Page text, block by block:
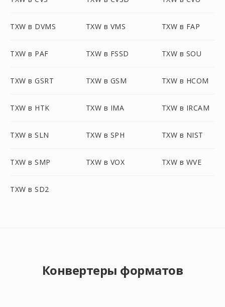
TXW в DVMS TXW в VMS TXW в FAP
TXW в PAF TXW в FSSD TXW в SOU
TXW в GSRT TXW в GSM TXW в HCOM
TXW в HTK TXW в IMA TXW в IRCAM
TXW в SLN TXW в SPH TXW в NIST
TXW в SMP TXW в VOX TXW в WVE
TXW в SD2
Конвертеры форматов